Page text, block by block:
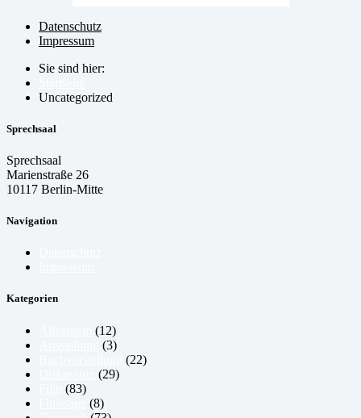
Datenschutz
Impressum
Sie sind hier:
Uncategorized
Sprechsaal
Sprechsaal
Marienstraße 26
10117 Berlin-Mitte
Navigation
Kategorien
(12)
(3)
(22)
(29)
(83)
(8)